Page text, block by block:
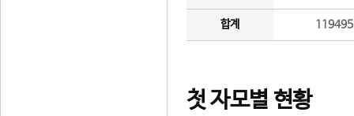
합계
첫 자모별 현황